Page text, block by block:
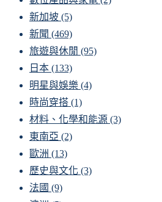
新加坡 (5)
新聞 (469)
旅遊與休閒 (95)
日本 (133)
明星與娛樂 (4)
時尚穿搭 (1)
材料、化學和能源 (3)
東南亞 (2)
歐洲 (13)
歷史與文化 (3)
法國 (9)